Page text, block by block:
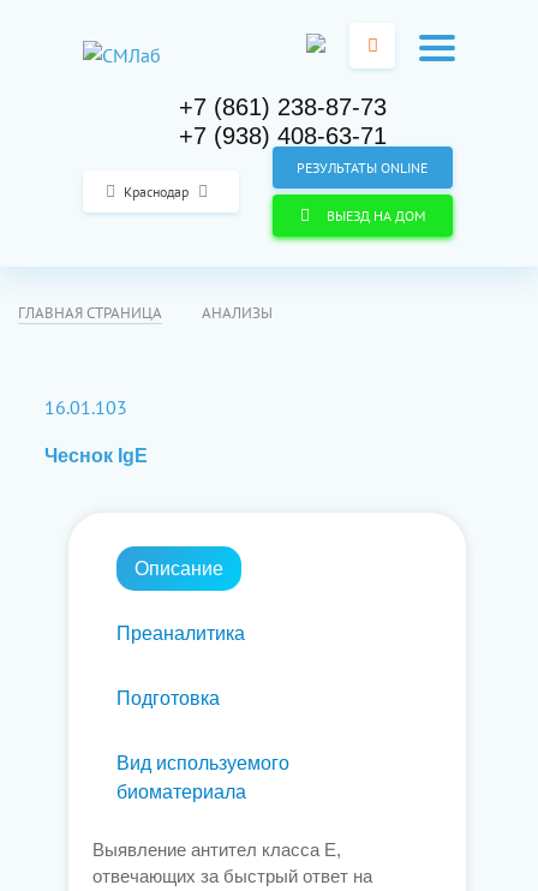
Краснодар
РЕЗУЛЬТАТЫ ONLINE
ВЫЕЗД НА ДОМ
+7 (861) 238-87-73
+7 (938) 408-63-71
ГЛАВНАЯ СТРАНИЦА АНАЛИЗЫ
16.01.103
Чеснок IgE
Описание
Преаналитика
Подготовка
Вид используемого
биоматериала
Выявление антител класса Е,
отвечающих за быстрый ответ на